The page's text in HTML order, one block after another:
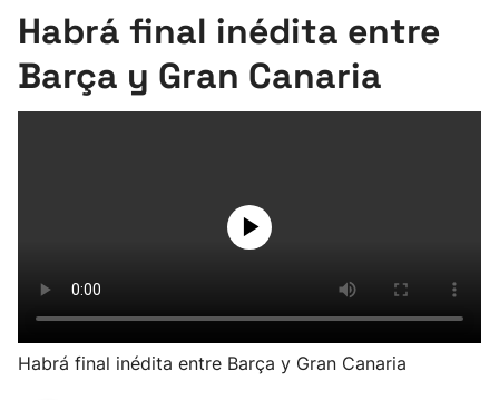
Pelota
Herri-kirolak
Balonmano
Habrá final inédita entre
Barça y Gran Canaria
Habrá final inédita entre Barça y Gran Canaria